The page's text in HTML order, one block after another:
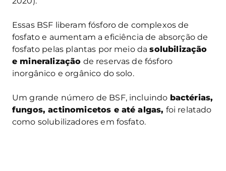
Essas BSF liberam fósforo de complexos de
fosfato e aumentam a eficiência de absorção de
fosfato pelas plantas por meio dasolubilização
e mineralização de reservas de fósforo
inorgânico e orgânico do solo.
Um grande número de BSF, incluindo bactérias,
fungos, actinomicetos e até algas, foi relatado
como solubilizadores em fosfato.